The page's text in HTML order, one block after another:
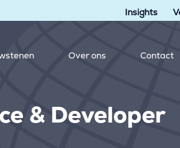
Insights
Over ons Contact
& Developer